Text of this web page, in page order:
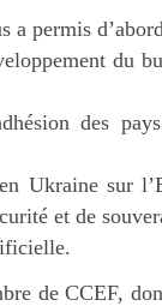
a permis
du
des
Ukraine sur
et de
de CCEF,